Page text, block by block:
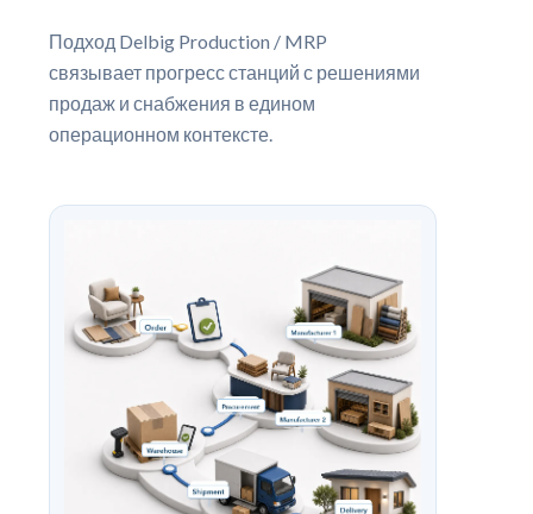
Подход Delbig Production / MRP
связывает прогресс станций с решениями
продаж и снабжения в едином
операционном контексте.